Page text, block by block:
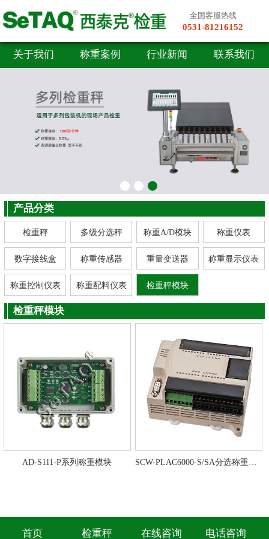
全国客服热线
0531-81216152
关于我们 称重案例 行业新闻 联系我们
产品分类
检重秤 多级分选秤 称重A/D模块 称重仪表
数字接线盒 称重传感器 重量变送器 称重显示仪表
称重控制仪表 称重配料仪表 检重秤模块
检重秤模块
AD-S111-P系列称重模块 SCW-PLAC6000-S/SA分选称重控制模块
首页 检重秤 在线咨询 电话咨询